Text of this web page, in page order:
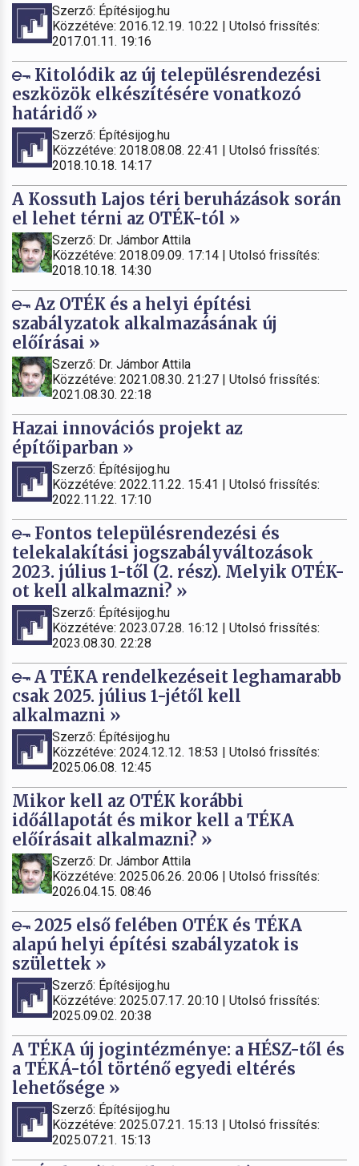
Szerző: Építésijog.hu
Közzétéve: 2016.12.19. 10:22 | Utolsó frissítés:
2017.01.11. 19:16
Kitolódik az új településrendezési
eszközök elkészítésére vonatkozó
határidő »
Szerző: Építésijog.hu
Közzétéve: 2018.08.08. 22:41 | Utolsó frissítés:
2018.10.18. 14:17
A Kossuth Lajos téri beruházások során
el lehet térni az OTÉK-tól »
Szerző: Dr. Jámbor Attila
Közzétéve: 2018.09.09. 17:14 | Utolsó frissítés:
2018.10.18. 14:30
Az OTÉK és a helyi építési
szabályzatok alkalmazásának új
előírásai »
Szerző: Dr. Jámbor Attila
Közzétéve: 2021.08.30. 21:27 | Utolsó frissítés:
2021.08.30. 22:18
Hazai innovációs projekt az
építőiparban »
Szerző: Építésijog.hu
Közzétéve: 2022.11.22. 15:41 | Utolsó frissítés:
2022.11.22. 17:10
Fontos településrendezési és
telekalakítási jogszabályváltozások
2023. július 1-től (2. rész). Melyik OTÉK-
ot kell alkalmazni? »
Szerző: Építésijog.hu
Közzétéve: 2023.07.28. 16:12 | Utolsó frissítés:
2023.08.30. 22:28
A TÉKA rendelkezéseit leghamarabb
csak 2025. július 1-jétől kell
alkalmazni »
Szerző: Építésijog.hu
Közzétéve: 2024.12.12. 18:53 | Utolsó frissítés:
2025.06.08. 12:45
Mikor kell az OTÉK korábbi
időállapotát és mikor kell a TÉKA
előírásait alkalmazni? »
Szerző: Dr. Jámbor Attila
Közzétéve: 2025.06.26. 20:06 | Utolsó frissítés:
2026.04.15. 08:46
2025 első felében OTÉK és TÉKA
alapú helyi építési szabályzatok is
születtek »
Szerző: Építésijog.hu
Közzétéve: 2025.07.17. 20:10 | Utolsó frissítés:
2025.09.02. 20:38
A TÉKA új jogintézménye: a HÉSZ-től és
a TÉKÁ-tól történő egyedi eltérés
lehetősége »
Szerző: Építésijog.hu
Közzétéve: 2025.07.21. 15:13 | Utolsó frissítés:
2025.07.21. 15:13